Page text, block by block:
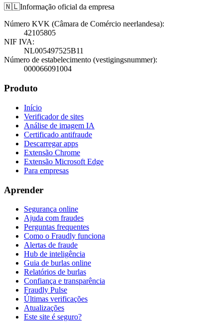
🇳🇱Informação oficial da empresa
Número KVK (Câmara de Comércio neerlandesa):
42105805
NIF IVA:
NL005497525B11
Número de estabelecimento (vestigingsnummer):
000066091004
Produto
Início
Verificador de sites
Análise de imagem IA
Certificado antifraude
Descarregar apps
Extensão Chrome
Extensão Microsoft Edge
Para empresas
Aprender
Segurança online
Ajuda com fraudes
Perguntas frequentes
Como o Fraudly funciona
Alertas de fraude
Hub de inteligência
Guia de burlas online
Relatórios de burlas
Confiança e transparência
Fraudly Pulse
Últimas verificações
Atualizações
Este site é seguro?